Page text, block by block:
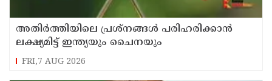
അതിർത്തിയിലെ പ്രശ്നങ്ങൾ പരിഹരിക്കാൻ
ലക്ഷ്യമിട്ട് ഇന്ത്യയും ചൈനയും
FRI,7 AUG 2026